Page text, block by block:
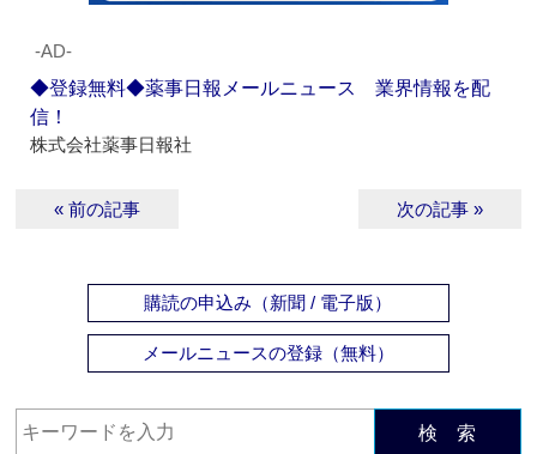
‐AD‐
◆登録無料◆薬事日報メールニュース 業界情報を配
信！
株式会社薬事日報社
« 前の記事 次の記事 »
購読の申込み（新聞 / 電子版）
メールニュースの登録（無料）
検 索